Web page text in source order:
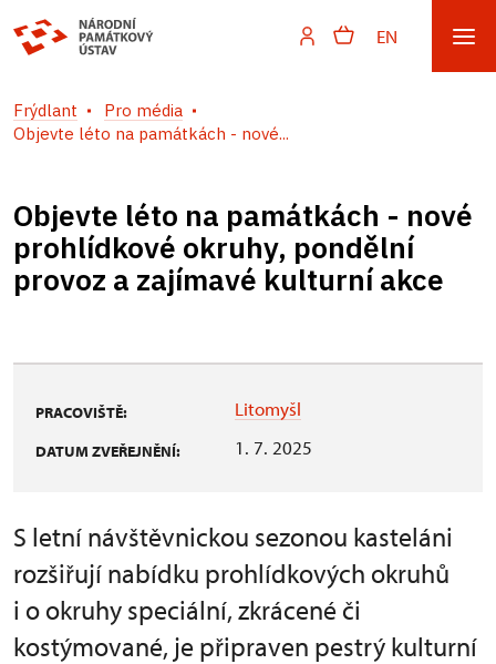
EN
Frýdlant
Pro média
Objevte léto na památkách - nové...
Objevte léto na památkách - nové
prohlídkové okruhy, pondělní
provoz a zajímavé kulturní akce
PRACOVIŠTĚ: Litomyšl
DATUM ZVEŘEJNĚNÍ: 1. 7. 2025
S letní návštěvnickou sezonou kasteláni
rozšiřují nabídku prohlídkových okruhů
i o okruhy speciální, zkrácené či
kostýmované, je připraven pestrý kulturní